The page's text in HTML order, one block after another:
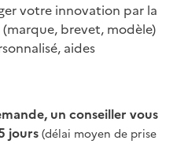
votre innovation par la
brevet, modèle)
aides
un conseiller vous
jours(délai moyen de prise